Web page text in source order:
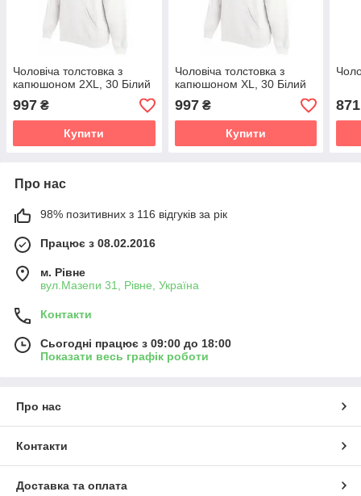
Чоловіча толстовка з
капюшоном 2XL, 30 Білий
997 ₴
Купити
Чоловіча толстовка з
капюшоном XL, 30 Білий
997₴
Купити
871
Про нас
98% позитивних з 116 відгуків за рік
Працює з 08.02.2016
м. Рівне
вул.Мазепи 31, Рівне, Україна
Контакти
Сьогодні працює з 09:00 до 18:00
Показати весь графік роботи
Про нас
Контакти
Доставка та оплата